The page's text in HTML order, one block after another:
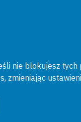
nie blokujesz tych
zmieniając